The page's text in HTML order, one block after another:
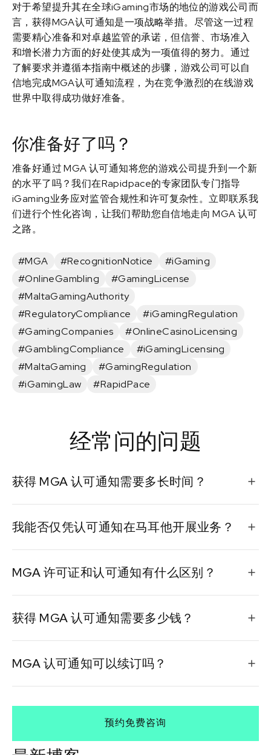
对于希望提升其在全球iGaming市场的地位的游戏公司而
言，获得MGA认可通知是一项战略举措。尽管这一过程
需要精心准备和对卓越监管的承诺，但信誉、市场准入
和增长潜力方面的好处使其成为一项值得的努力。通过
了解要求并遵循本指南中概述的步骤，游戏公司可以自
信地完成MGA认可通知流程，为在竞争激烈的在线游戏
世界中取得成功做好准备。
你准备好了吗？
准备好通过 MGA 认可通知将您的游戏公司提升到一个新
的水平了吗？我们在Rapidpace的专家团队专门指导
iGaming业务应对监管合规性和许可复杂性。立即联系我
们进行个性化咨询，让我们帮助您自信地走向 MGA 认可
之路。
#MGA #RecognitionNotice
#iGaming
#OnlineGambling
#GamingLicense
#MaltaGamingAuthority
#RegulatoryCompliance
#iGamingRegulation
#GamingCompanies
#OnlineCasinoLicensing
#GamblingCompliance
#iGamingLicensing
#MaltaGaming
#GamingRegulation
#iGamingLaw
#RapidPace
经常问的问题
获得 MGA 认可通知需要多长时间？
以及MGA当前的工作量。
我能否仅凭认可通知在马耳他开展业务？
可能获得完整MGA许可证迈出的一步。
MGA 许可证和认可通知有什么区别？
知则承认您来自其他司法管辖区的现有许可证的有效
获得 MGA 认可通知需要多少钱？
问 MGA 网站了解当前价格。
MGA 认可通知可以续订吗？
准。
预约免费咨询